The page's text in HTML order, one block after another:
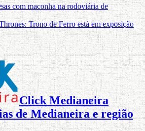
com maconha na rodoviária de
Trono de Ferro está em exposição
Click Medianeira
de Medianeira e região